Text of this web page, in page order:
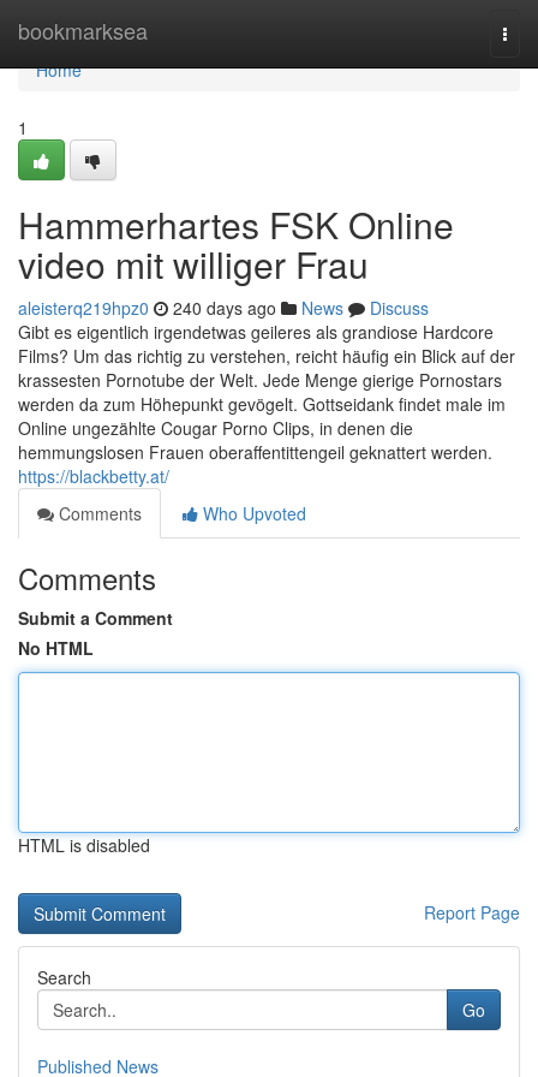
bookmarksea
Home
Home
1
Hammerhartes FSK Online
video mit williger Frau
aleisterq219hpz0 240 days ago News
Discuss
Gibt es eigentlich irgendetwas geileres als grandiose Hardcore
Films? Um das richtig zu verstehen, reicht häufig ein Blick auf der
krassesten Pornotube der Welt. Jede Menge gierige Pornostars
werden da zum Höhepunkt gevögelt. Gottseidank findet male im
Online ungezählte Cougar Porno Clips, in denen die
hemmungslosen Frauen oberaffentittengeil geknattert werden.
https://blackbetty.at/
Comments
Who Upvoted
Comments
Submit a Comment
No HTML
HTML is disabled
Report Page
Search
Go
Published News